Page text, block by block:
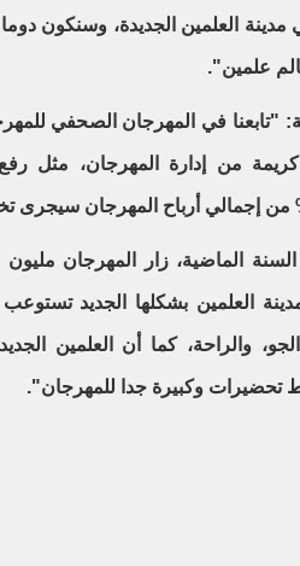
مدينة العلمين الجديدة، وسنكون
علمين".
"تابعنا في المهرجان الصحفي
من إدارة المهرجان، مثل
الماضية، زار المهرجان مليون
الجو، والراحة، كما أن العلمين
وكبيرة جدا للمهرجان".